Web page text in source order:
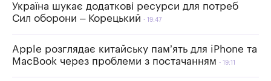
Україна шукає додаткові ресурси для потреб
Сил оборони – Корецький
19:47
Apple розглядає китайську пам’ять для iPhone та
MacBook через проблеми з постачанням
19:11